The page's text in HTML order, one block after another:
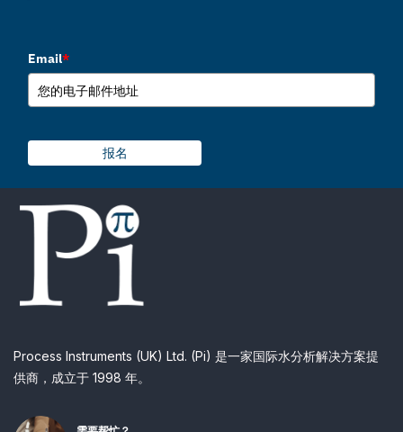
Email*
报名
Process Instruments (UK) Ltd. (Pi) 是一家国际水分析解决方案提
供商，成立于 1998 年。